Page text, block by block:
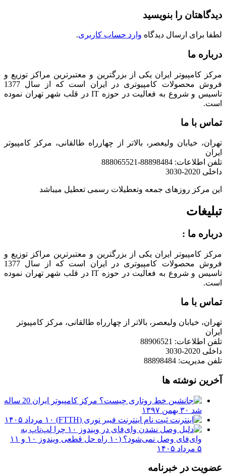
دیدگاهتان را بنویسید
لطفا برای ارسال دیدگاه وارد حساب کاربری.
درباره ما
مرکز کامپیوتر ایران یکی از بزرگترین و معتبرترین مراکز توزیع و
فروش محصولات کامپیوتری در ایران است که از سال 1377
تاسیس و شروع به فعالیت در حوزه IT در قلب شهر تهران نموده
است.
تماس با ما
تهران، خیابان ولیعصر، بالاتر از چهارراه طالقانی، مرکز کامپیوتر
ایران
تلفن اطلاعات: 88898484-888065521
داخلی 2020-3030
این مرکز روزهای جمعه وتعطیلات رسمی تعطیل میباشد
تبلیغات
درباره ما :
مرکز کامپیوتر ایران یکی از بزرگترین و معتبرترین مراکز توزیع و
فروش محصولات کامپیوتری در ایران است که از سال 1377
تاسیس و شروع به فعالیت در حوزه IT در قلب شهر تهران نموده
است.
تماس با ما
تهران، خیابان ولیعصر، بالاتر از چهارراه طالقانی، مرکز کامپیوتر
ایران
تلفن اطلاعات: 88906521
داخلی 2020-3030
تلفن مدیریت: 88898484
آخرین نوشته ها
مرکز کامپیوتر ایران 20 ساله
شد ۳۰ بهمن ۱۳۹۷
ثبت نام اینترنت فیبر نوری (FTTH)
۱۰ مرداد ۱۴۰۵
چرا لپ‌تاپ به
وای‌فای وصل نمی‌شود؟ (۱۰ راه حل قطعی ویندوز ۱۰ و ۱۱
۵ مرداد ۱۴۰۵
عضویت در خبرنامه